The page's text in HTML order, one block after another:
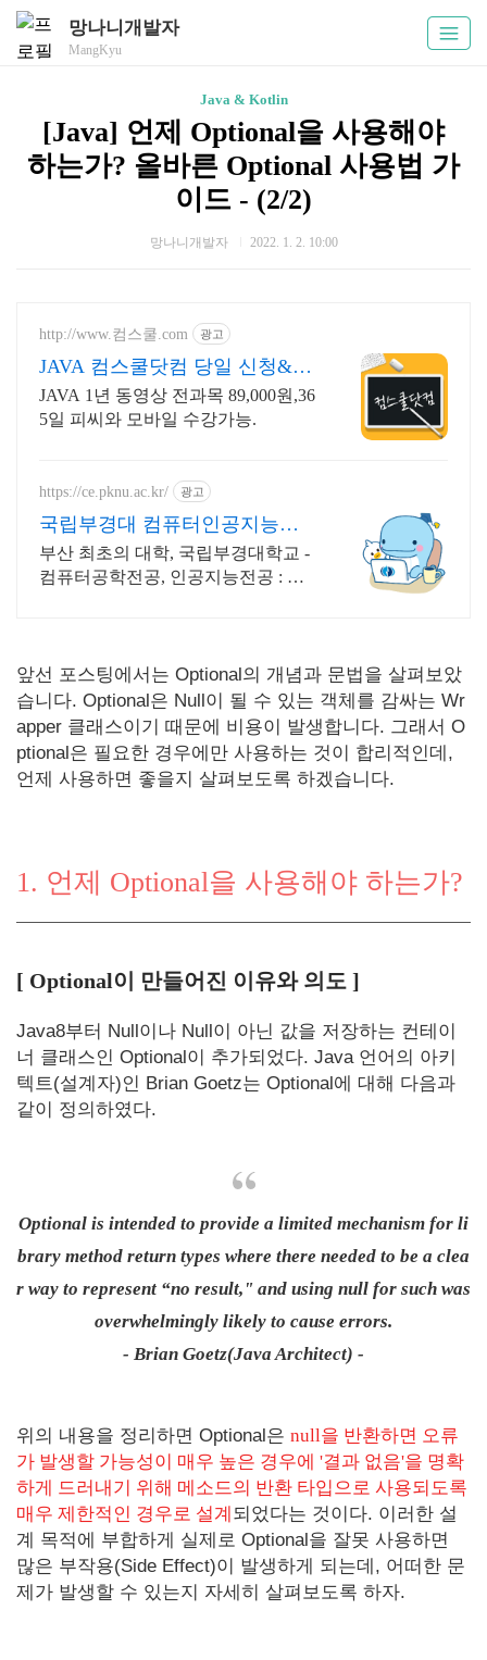
망나니개발자
MangKyu
Java & Kotlin
[Java] 언제 Optional을 사용해야
하는가? 올바른 Optional 사용법 가
이드 - (2/2)
망나니개발자 2022. 1. 2. 10:00
http://www.컴스쿨.com 광고
JAVA 컴스쿨닷컴 당일 신청&결
제시 기프티콘!
JAVA 1년 동영상 전과목 89,000원,36
5일 피씨와 모바일 수강가능.
https://ce.pknu.ac.kr/ 광고
국립부경대 컴퓨터인공지능학
부
부산 최초의 대학, 국립부경대학교 -
컴퓨터공학전공, 인공지능전공 : 과
앞선 포스팅에서는 Optional의 개념과 문법을 살펴보았
습니다. Optional은 Null이 될 수 있는 객체를 감싸는 Wr
apper 클래스이기 때문에 비용이 발생합니다. 그래서 O
ptional은 필요한 경우에만 사용하는 것이 합리적인데,
언제 사용하면 좋을지 살펴보도록 하겠습니다.
1. 언제 Optional을 사용해야 하는가?
[ Optional이 만들어진 이유와 의도 ]
Java8부터 Null이나 Null이 아닌 값을 저장하는 컨테이
너 클래스인 Optional이 추가되었다. Java 언어의 아키
텍트(설계자)인 Brian Goetz는 Optional에 대해 다음과
같이 정의하였다.
Optional is intended to provide a limited mechanism for li
brary method return types where there needed to be a clea
r way to represent “no result," and using null for such was
overwhelmingly likely to cause errors.
- Brian Goetz(Java Architect) -
위의 내용을 정리하면 Optional은 null을 반환하면 오류
가 발생할 가능성이 매우 높은 경우에 '결과 없음'을 명확
하게 드러내기 위해 메소드의 반환 타입으로 사용되도록
매우 제한적인 경우로 설계 되었다는 것이다. 이러한 설
계 목적에 부합하게 실제로 Optional을 잘못 사용하면
많은 부작용(Side Effect)이 발생하게 되는데, 어떠한 문
제가 발생할 수 있는지 자세히 살펴보도록 하자.